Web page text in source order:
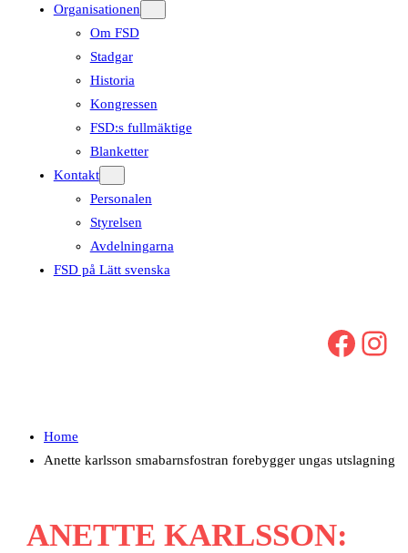
Organisationen
Om FSD
Stadgar
Historia
Kongressen
FSD:s fullmäktige
Blanketter
Kontakt
Personalen
Styrelsen
Avdelningarna
FSD på Lätt svenska
Facebook Instagram
Home
Anette karlsson smabarnsfostran forebygger ungas utslagning
ANETTE KARLSSON: